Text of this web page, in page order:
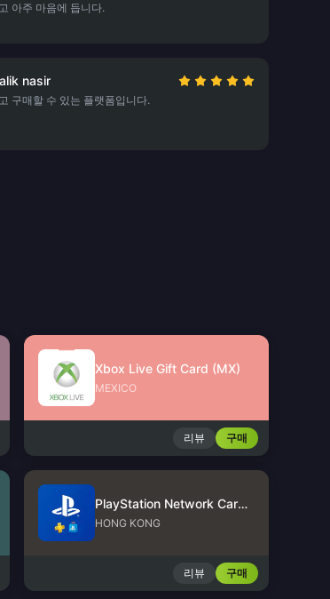
아주 마음에 듭니다.
nasir
구매할 수 있는 플랫폼입니다.
Xbox Live Gift Card (MX)
MEXICO
리뷰 구매
PlayStation Network Card (HK)
HONG KONG
리뷰 구매